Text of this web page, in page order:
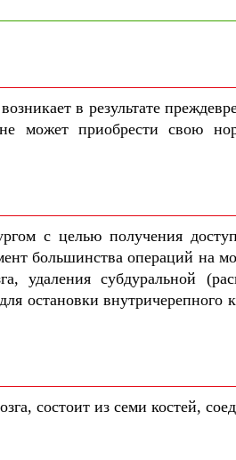
в результате
может приобрести свою
с целью получения
большинства операций на
удаления субдуральной
остановки внутричерепного
состоит из семи костей,